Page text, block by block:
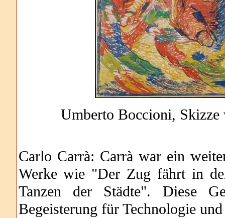
Umberto Boccioni,
Carlo Carrà: Carrà war ein
Werke wie "Der Zug fährt in
Tanzen der Städte". Diese
Begeisterung für Technologie